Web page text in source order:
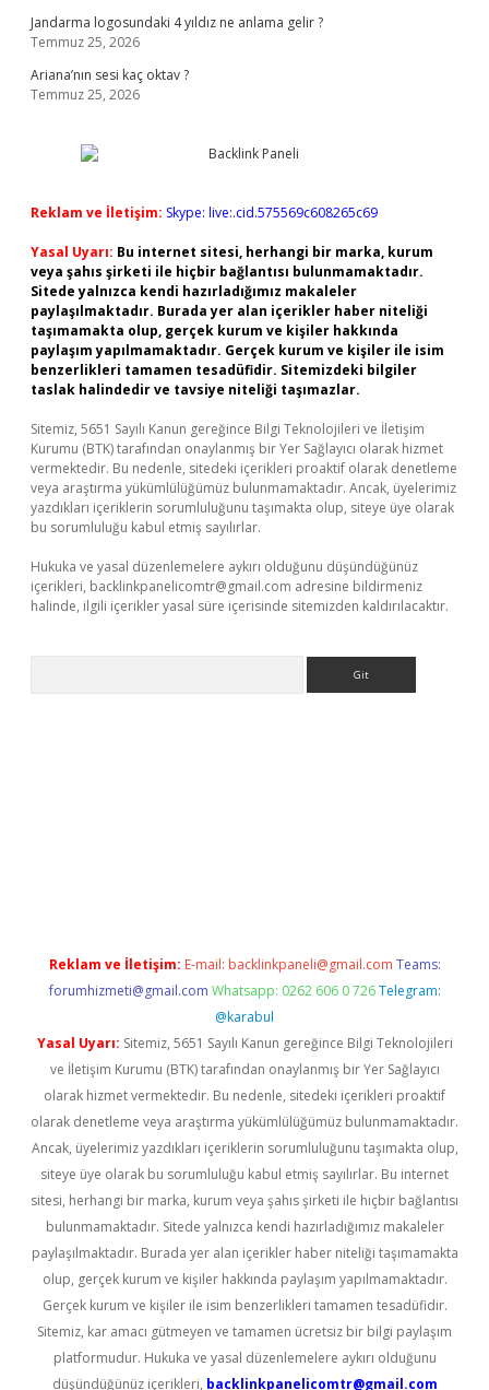
Jandarma logosundaki 4 yıldız ne anlama gelir ?
Temmuz 25, 2026
Ariana’nın sesi kaç oktav ?
Temmuz 25, 2026
Reklam ve İletişim: Skype: live:.cid.575569c608265c69
Yasal Uyarı: Bu internet sitesi, herhangi bir marka, kurum
veya şahıs şirketi ile hiçbir bağlantısı bulunmamaktadır.
Sitede yalnızca kendi hazırladığımız makaleler
paylaşılmaktadır. Burada yer alan içerikler haber niteliği
taşımamakta olup, gerçek kurum ve kişiler hakkında
paylaşım yapılmamaktadır. Gerçek kurum ve kişiler ile isim
benzerlikleri tamamen tesadüfidir. Sitemizdeki bilgiler
taslak halindedir ve tavsiye niteliği taşımazlar.
Sitemiz, 5651 Sayılı Kanun gereğince Bilgi Teknolojileri ve İletişim
Kurumu (BTK) tarafından onaylanmış bir Yer Sağlayıcı olarak hizmet
vermektedir. Bu nedenle, sitedeki içerikleri proaktif olarak denetleme
veya araştırma yükümlülüğümüz bulunmamaktadır. Ancak, üyelerimiz
yazdıkları içeriklerin sorumluluğunu taşımakta olup, siteye üye olarak
bu sorumluluğu kabul etmiş sayılırlar.
Hukuka ve yasal düzenlemelere aykırı olduğunu düşündüğünüz
içerikleri, backlinkpanelicomtr@gmail.com adresine bildirmeniz
halinde, ilgili içerikler yasal süre içerisinde sitemizden kaldırılacaktır.
Reklam ve İletişim: E-mail: backlinkpaneli@gmail.com Teams:
forumhizmeti@gmail.com Whatsapp: 0262 606 0 726 Telegram:
@karabul
Yasal Uyarı: Sitemiz, 5651 Sayılı Kanun gereğince Bilgi Teknolojileri
ve İletişim Kurumu (BTK) tarafından onaylanmış bir Yer Sağlayıcı
olarak hizmet vermektedir. Bu nedenle, sitedeki içerikleri proaktif
olarak denetleme veya araştırma yükümlülüğümüz bulunmamaktadır.
Ancak, üyelerimiz yazdıkları içeriklerin sorumluluğunu taşımakta olup,
siteye üye olarak bu sorumluluğu kabul etmiş sayılırlar. Bu internet
sitesi, herhangi bir marka, kurum veya şahıs şirketi ile hiçbir bağlantısı
bulunmamaktadır. Sitede yalnızca kendi hazırladığımız makaleler
paylaşılmaktadır. Burada yer alan içerikler haber niteliği taşımamakta
olup, gerçek kurum ve kişiler hakkında paylaşım yapılmamaktadır.
Gerçek kurum ve kişiler ile isim benzerlikleri tamamen tesadüfidir.
Sitemiz, kar amacı gütmeyen ve tamamen ücretsiz bir bilgi paylaşım
platformudur. Hukuka ve yasal düzenlemelere aykırı olduğunu
düşündüğünüz içerikleri, backlinkpanelicomtr@gmail.com